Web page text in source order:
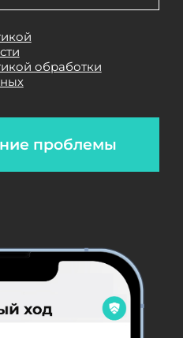
проблемы
обработки